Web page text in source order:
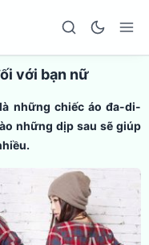
với bạn nữ
những chiếc áo đa-di-
những dịp sau sẽ giúp